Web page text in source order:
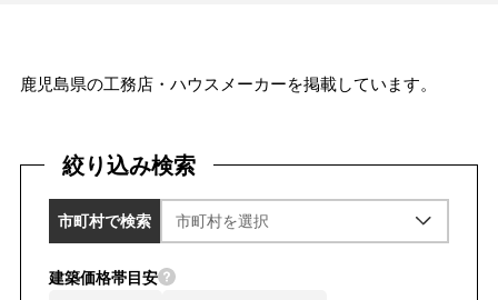
鹿児島県の工務店・ハウスメーカーを掲載しています。
絞り込み検索
市町村で検索
建築価格帯目安